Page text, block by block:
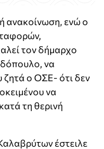
ανακοίνωση, ενώ ο
τον δήμαρχο
να
ζητά ο ΟΣΕ- ότι δεν
να
τη θερινή
έστειλε